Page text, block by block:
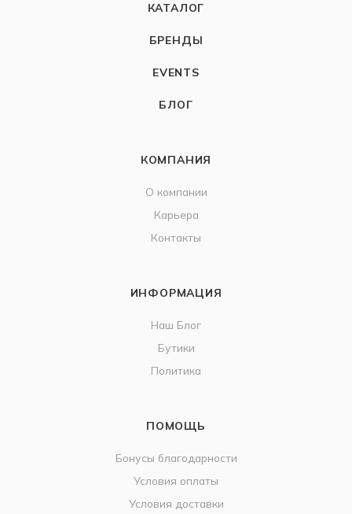
КАТАЛОГ
БРЕНДЫ
EVENTS
БЛОГ
КОМПАНИЯ
О компании
Карьера
Контакты
ИНФОРМАЦИЯ
Наш Блог
Бутики
Политика
ПОМОЩЬ
Бонусы благодарности
Условия оплаты
Условия доставки